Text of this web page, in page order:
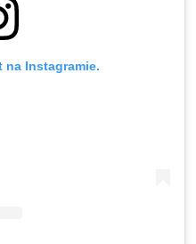
na Instagramie.